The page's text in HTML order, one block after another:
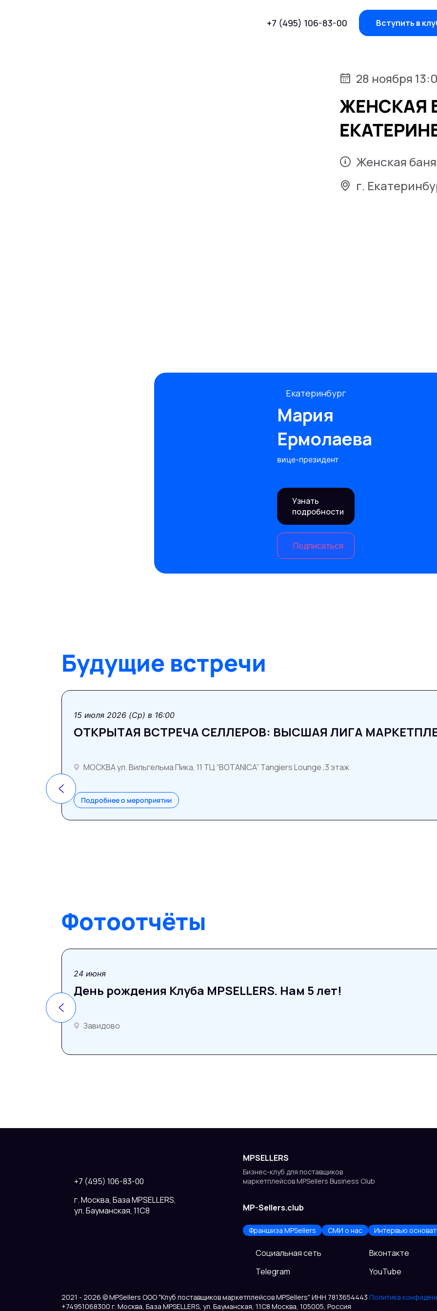
+7 (495) 106-83-00 Вступить в
28 ноября
ЖЕНСКАЯ
Женская баня
г.
Екатеринбург
Мария
Ермолаева
вице-президент
Узнать
подробности
Подписаться
Будущие встречи
15 июля 2026 (Ср) в 16:00
ОТКРЫТАЯ ВСТРЕЧА СЕЛЛЕРОВ: ВЫСШАЯ ЛИГА
МОСКВА ул. Вильгельма Пика, 11 ТЦ “BOTANICA” Tangiers Lounge ,3 этаж
Подробнее о мероприятии
Фотоотчёты
фотоотчёт
24 июня
День рождения Клуба MPSELLERS. Нам 5 лет!
Завидово
+7 (495) 106-83-00
г. Москва, База MPSELLERS,
ул. Бауманская, 11С8
MPSELLERS
Бизнес-клуб для поставщиков
маркетплейсов MPSellers Business Club
MP-Sellers.club
Франшиза MPSellers СМИ о нас Интервью
Cоциальная сеть
Вконтакте
Telegram
YouTube
2021 - 2026 © MPSellers ООО "Клуб поставщиков маркетплейсов MPSellers" ИНН 7813654443 Политика
+74951068300 г. Москва, База MPSELLERS, ул. Бауманская, 11С8 Москва, 105005, Россия